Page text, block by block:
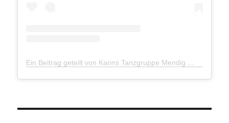
Ein Beitrag geteilt von Karins Tanzgruppe Mendig